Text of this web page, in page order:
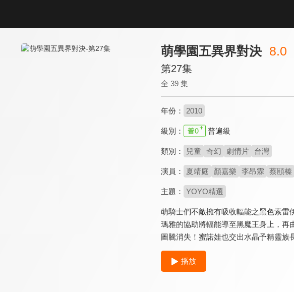
萌學園五異界對決 8.0
第27集
全 39 集
年份： 2010
級別： 普遍級
類別： 兒童 奇幻 劇情片 台灣
演員： 夏靖庭 顏嘉樂 李昂霖 蔡頤榛
主題： YOYO精選
萌騎士們不敵擁有吸收輻能之黑色索雷
瑪雅的協助將輻能導至黑魔王身上，
圖騰消失！蜜諾娃也交出水晶予精靈族
播放